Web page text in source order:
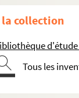
collection
Tous les
Parallele de M.
Parallele de Mr
Toulouse et du